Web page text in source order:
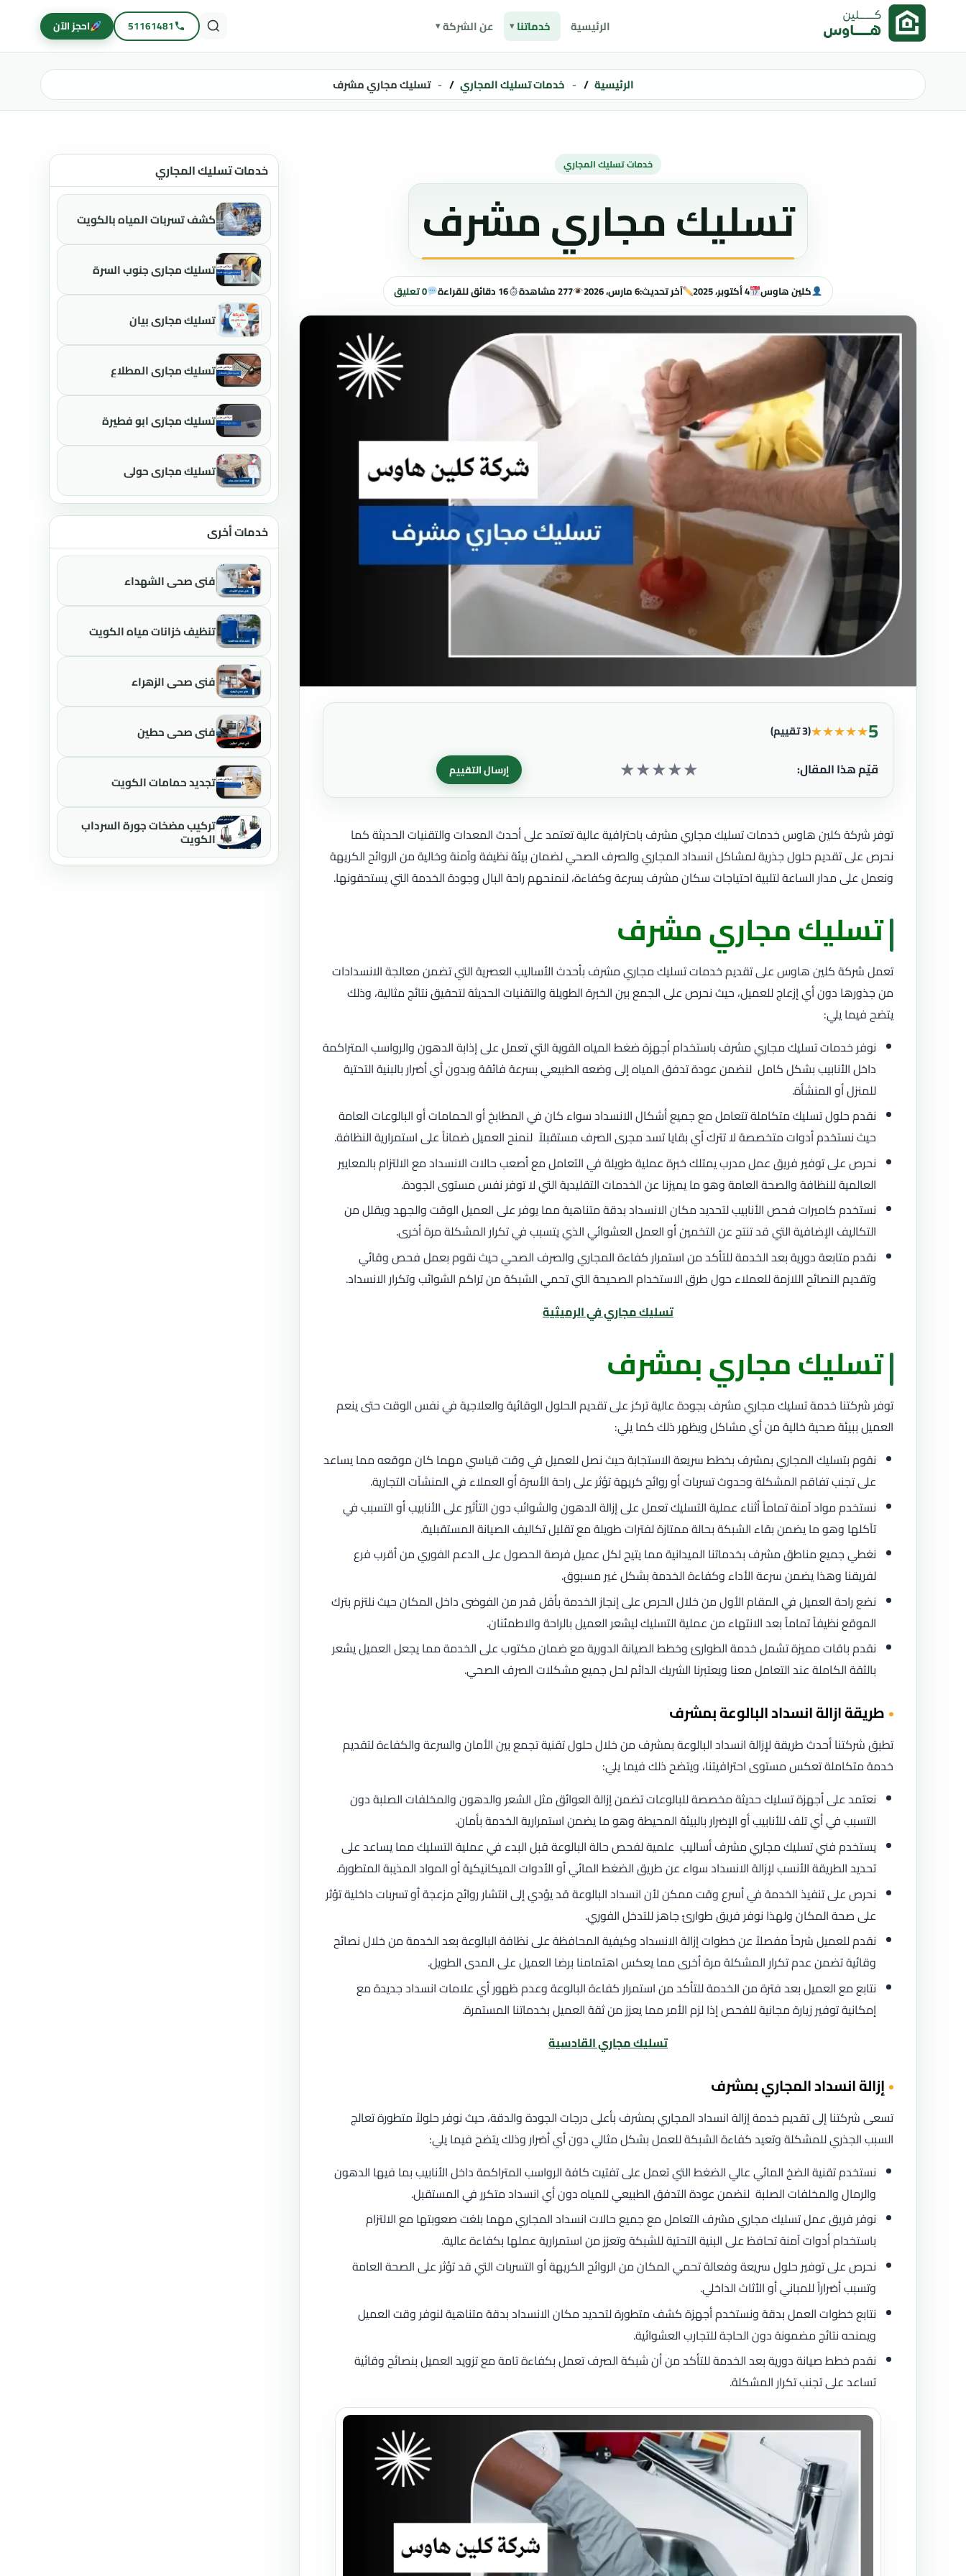
تخطى إلى المحتوى
الرئيسية خدماتنا عن الشركة 51161481 احجز الآن
الرئيسية خدمات تسليك المجاري تسليك مجاري مشرف
خدمات تسليك المجاري
كشف تسربات المياه بالكويت
تسليك مجاري جنوب السرة
تسليك مجاري بيان
تسليك مجاري المطلاع
تسليك مجاري ابو فطيرة
تسليك مجاري حولي
خدمات أخرى
فني صحي الشهداء
تنظيف خزانات مياه الكويت
فني صحي الزهراء
فني صحي حطين
تجديد حمامات الكويت
تركيب مضخات جورة السرداب
الكويت
خدمات تسليك المجاري
تسليك مجاري مشرف
كلين هاوس 4 أكتوبر، 2025 آخر تحديث:6 مارس، 2026 277 مشاهدة 16 دقائق للقراءة 0 تعليق
5
★
★
★
★
★(3 تقييم)
قيّم هذا المقال: ★
★
★
★
★ إرسال التقييم
توفر شركة كلين هاوس خدمات تسليك مجاري مشرف باحترافية عالية تعتمد على أحدث المعدات والتقنيات الحديثة كما
نحرص على تقديم حلول جذرية لمشاكل انسداد المجاري والصرف الصحي لضمان بيئة نظيفة وآمنة وخالية من الروائح الكريهة
ونعمل على مدار الساعة لتلبية احتياجات سكان مشرف بسرعة وكفاءة، لنمنحهم راحة البال وجودة الخدمة التي يستحقونها.
تسليك مجاري مشرف
تعمل شركة كلين هاوس على تقديم خدمات تسليك مجاري مشرف بأحدث الأساليب العصرية التي تضمن معالجة الانسدادات
من جذورها دون أي إزعاج للعميل، حيث نحرص على الجمع بين الخبرة الطويلة والتقنيات الحديثة لتحقيق نتائج مثالية، وذلك
يتضح فيما يلي:
نوفر خدمات تسليك مجاري مشرف باستخدام أجهزة ضغط المياه القوية التي تعمل على إذابة الدهون والرواسب المتراكمة
داخل الأنابيب بشكل كامل لنضمن عودة تدفق المياه إلى وضعه الطبيعي بسرعة فائقة وبدون أي أضرار بالبنية التحتية
للمنزل أو المنشأة.
نقدم حلول تسليك متكاملة تتعامل مع جميع أشكال الانسداد سواء كان في المطابخ أو الحمامات أو البالوعات العامة
حيث نستخدم أدوات متخصصة لا تترك أي بقايا تسد مجرى الصرف مستقبلاً لنمنح العميل ضماناً على استمرارية النظافة.
نحرص على توفير فريق عمل مدرب يمتلك خبرة عملية طويلة في التعامل مع أصعب حالات الانسداد مع الالتزام بالمعايير
العالمية للنظافة والصحة العامة وهو ما يميزنا عن الخدمات التقليدية التي لا توفر نفس مستوى الجودة.
نستخدم كاميرات فحص الأنابيب لتحديد مكان الانسداد بدقة متناهية مما يوفر على العميل الوقت والجهد ويقلل من
التكاليف الإضافية التي قد تنتج عن التخمين أو العمل العشوائي الذي يتسبب في تكرار المشكلة مرة أخرى.
نقدم متابعة دورية بعد الخدمة للتأكد من استمرار كفاءة المجاري والصرف الصحي حيث نقوم بعمل فحص وقائي
وتقديم النصائح اللازمة للعملاء حول طرق الاستخدام الصحيحة التي تحمي الشبكة من تراكم الشوائب وتكرار الانسداد.
تسليك مجاري في الرميثية
تسليك مجاري بمشرف
توفر شركتنا خدمة تسليك مجاري مشرف بجودة عالية تركز على تقديم الحلول الوقائية والعلاجية في نفس الوقت حتى ينعم
العميل ببيئة صحية خالية من أي مشاكل ويظهر ذلك كما يلي:
نقوم بتسليك المجاري بمشرف بخطط سريعة الاستجابة حيث نصل للعميل في وقت قياسي مهما كان موقعه مما يساعد
على تجنب تفاقم المشكلة وحدوث تسربات أو روائح كريهة تؤثر على راحة الأسرة أو العملاء في المنشآت التجارية.
نستخدم مواد آمنة تماماً أثناء عملية التسليك تعمل على إزالة الدهون والشوائب دون التأثير على الأنابيب أو التسبب في
تآكلها وهو ما يضمن بقاء الشبكة بحالة ممتازة لفترات طويلة مع تقليل تكاليف الصيانة المستقبلية.
نغطي جميع مناطق مشرف بخدماتنا الميدانية مما يتيح لكل عميل فرصة الحصول على الدعم الفوري من أقرب فرع
لفريقنا وهذا يضمن سرعة الأداء وكفاءة الخدمة بشكل غير مسبوق.
نضع راحة العميل في المقام الأول من خلال الحرص على إنجاز الخدمة بأقل قدر من الفوضى داخل المكان حيث نلتزم بترك
الموقع نظيفاً تماماً بعد الانتهاء من عملية التسليك ليشعر العميل بالراحة والاطمئنان.
نقدم باقات مميزة تشمل خدمة الطوارئ وخطط الصيانة الدورية مع ضمان مكتوب على الخدمة مما يجعل العميل يشعر
بالثقة الكاملة عند التعامل معنا ويعتبرنا الشريك الدائم لحل جميع مشكلات الصرف الصحي.
طريقة ازالة انسداد البالوعة بمشرف
تطبق شركتنا أحدث طريقة لإزالة انسداد البالوعة بمشرف من خلال حلول تقنية تجمع بين الأمان والسرعة والكفاءة لتقديم
خدمة متكاملة تعكس مستوى احترافيتنا، ويتضح ذلك فيما يلي:
نعتمد على أجهزة تسليك حديثة مخصصة للبالوعات تضمن إزالة العوائق مثل الشعر والدهون والمخلفات الصلبة دون
التسبب في أي تلف للأنابيب أو الإضرار بالبيئة المحيطة وهو ما يضمن استمرارية الخدمة بأمان.
يستخدم فني تسليك مجاري مشرف أساليب علمية لفحص حالة البالوعة قبل البدء في عملية التسليك مما يساعد على
تحديد الطريقة الأنسب لإزالة الانسداد سواء عن طريق الضغط المائي أو الأدوات الميكانيكية أو المواد المذيبة المتطورة.
نحرص على تنفيذ الخدمة في أسرع وقت ممكن لأن انسداد البالوعة قد يؤدي إلى انتشار روائح مزعجة أو تسربات داخلية تؤثر
على صحة المكان ولهذا نوفر فريق طوارئ جاهز للتدخل الفوري.
نقدم للعميل شرحاً مفصلاً عن خطوات إزالة الانسداد وكيفية المحافظة على نظافة البالوعة بعد الخدمة من خلال نصائح
وقائية تضمن عدم تكرار المشكلة مرة أخرى مما يعكس اهتمامنا برضا العميل على المدى الطويل.
نتابع مع العميل بعد فترة من الخدمة للتأكد من استمرار كفاءة البالوعة وعدم ظهور أي علامات انسداد جديدة مع
إمكانية توفير زيارة مجانية للفحص إذا لزم الأمر مما يعزز من ثقة العميل بخدماتنا المستمرة.
تسليك مجاري القادسية
إزالة انسداد المجاري بمشرف
تسعى شركتنا إلى تقديم خدمة إزالة انسداد المجاري بمشرف بأعلى درجات الجودة والدقة، حيث نوفر حلولاً متطورة تعالج
السبب الجذري للمشكلة وتعيد كفاءة الشبكة للعمل بشكل مثالي دون أي أضرار وذلك يتضح فيما يلي:
نستخدم تقنية الضخ المائي عالي الضغط التي تعمل على تفتيت كافة الرواسب المتراكمة داخل الأنابيب بما فيها الدهون
والرمال والمخلفات الصلبة لنضمن عودة التدفق الطبيعي للمياه دون أي انسداد متكرر في المستقبل.
نوفر فريق عمل تسليك مجاري مشرف التعامل مع جميع حالات انسداد المجاري مهما بلغت صعوبتها مع الالتزام
باستخدام أدوات آمنة تحافظ على البنية التحتية للشبكة وتعزز من استمرارية عملها بكفاءة عالية.
نحرص على توفير حلول سريعة وفعالة تحمي المكان من الروائح الكريهة أو التسربات التي قد تؤثر على الصحة العامة
وتسبب أضراراً للمباني أو الأثاث الداخلي.
نتابع خطوات العمل بدقة ونستخدم أجهزة كشف متطورة لتحديد مكان الانسداد بدقة متناهية لنوفر وقت العميل
ويمنحه نتائج مضمونة دون الحاجة للتجارب العشوائية.
نقدم خطط صيانة دورية بعد الخدمة للتأكد من أن شبكة الصرف تعمل بكفاءة تامة مع تزويد العميل بنصائح وقائية
تساعد على تجنب تكرار المشكلة.